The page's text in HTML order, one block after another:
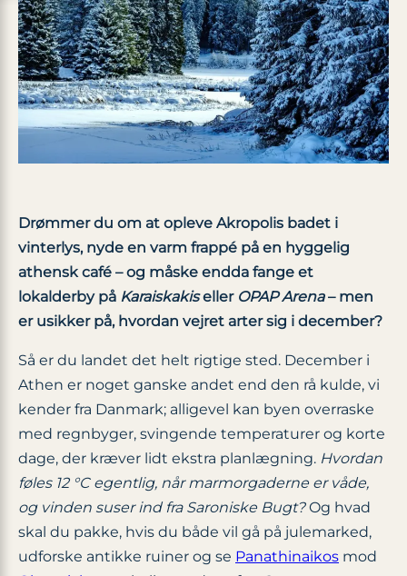
Drømmer du om at opleve Akropolis badet i
vinterlys, nyde en varm frappé på en hyggelig
athensk café – og måske endda fange et
lokalderby på Karaiskakiseller OPAP Arena– men
er usikker på, hvordan vejret arter sig i december?
Så er du landet det helt rigtige sted. December i
Athen er noget ganske andet end den rå kulde, vi
kender fra Danmark; alligevel kan byen overraske
med regnbyger, svingende temperaturer og korte
dage, der kræver lidt ekstra planlægning. Hvordan
føles 12 °C egentlig, når marmorgaderne er våde,
og vinden suser ind fra Saroniske Bugt?Og hvad
skal du pakke, hvis du både vil gå på julemarked,
udforske antikke ruiner og se Panathinaikos mod